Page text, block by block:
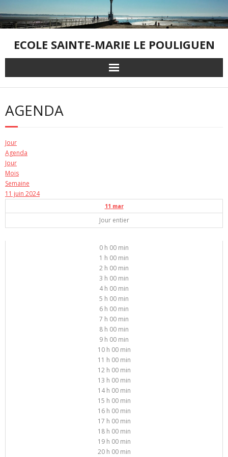
to
content
ECOLE SAINTE-MARIE LE POULIGUEN
AGENDA
Jour
Agenda
Jour
Mois
Semaine
11 juin 2024
11 mar
Jour entier
0 h 00 min
1 h 00 min
2 h 00 min
3 h 00 min
4 h 00 min
5 h 00 min
6 h 00 min
7 h 00 min
8 h 00 min
9 h 00 min
10 h 00 min
11 h 00 min
12 h 00 min
13 h 00 min
14 h 00 min
15 h 00 min
16 h 00 min
17 h 00 min
18 h 00 min
19 h 00 min
20 h 00 min